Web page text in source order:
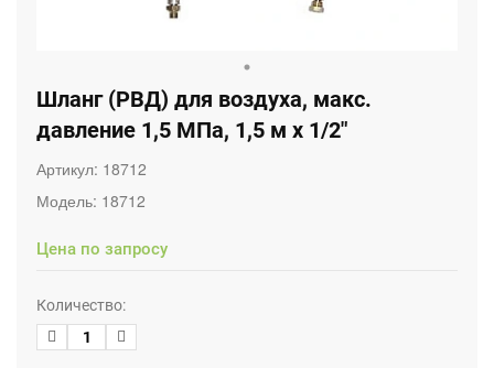
Шланг (РВД) для воздуха, макс.
давление 1,5 МПа, 1,5 м х 1/2"
Артикул: 18712
Модель: 18712
Цена по запросу
Количество: